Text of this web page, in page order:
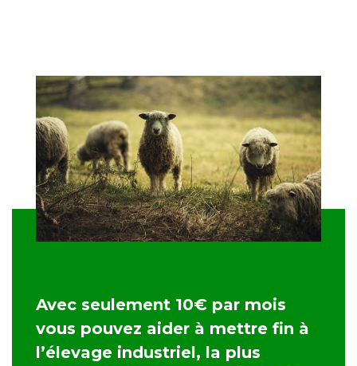
Avec seulement 10€ par mois
vous pouvez aider à mettre fin à
l’élevage industriel, la plus